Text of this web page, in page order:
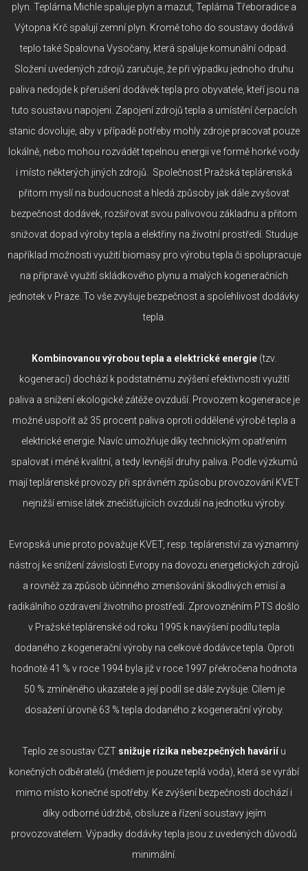
plyn. Teplárna Michle spaluje plyn a mazut, Teplárna Třeboradice a
Výtopna Krč spalují zemní plyn. Kromě toho do soustavy dodává
teplo také Spalovna Vysočany, která spaluje komunální odpad.
Složení uvedených zdrojů zaručuje, že při výpadku jednoho druhu
paliva nedojde k přerušení dodávek tepla pro obyvatele, kteří jsou na
tuto soustavu napojeni. Zapojení zdrojů tepla a umístění čerpacích
stanic dovoluje, aby v případě potřeby mohly zdroje pracovat pouze
lokálně, nebo mohou rozvádět tepelnou energii ve formě horké vody
i místo některých jiných zdrojů. Společnost Pražská teplárenská
přitom myslí na budoucnost a hledá způsoby jak dále zvyšovat
bezpečnost dodávek, rozšiřovat svou palivovou základnu a přitom
snižovat dopad výroby tepla a elektřiny na životní prostředí. Studuje
například možnosti využití biomasy pro výrobu tepla či spolupracuje
na přípravě využití skládkového plynu a malých kogeneračních
jednotek v Praze. To vše zvyšuje bezpečnost a spolehlivost dodávky
tepla.
Kombinovanou výrobou tepla a elektrické energie (tzv.
kogenerací) dochází k podstatnému zvýšení efektivnosti využití
paliva a snížení ekologické zátěže ovzduší. Provozem kogenerace je
možné uspořit až 35 procent paliva oproti oddělené výrobě tepla a
elektrické energie. Navíc umožňuje díky technickým opatřením
spalovat i méně kvalitní, a tedy levnější druhy paliva. Podle výzkumů
mají teplárenské provozy při správném způsobu provozování KVET
nejnižší emise látek znečišťujících ovzduší na jednotku výroby.
Evropská unie proto považuje KVET, resp. teplárenství za významný
nástroj ke snížení závislosti Evropy na dovozu energetických zdrojů
a rovněž za způsob účinného zmenšování škodlivých emisí a
radikálního ozdravení životního prostředí. Zprovozněním PTS došlo
v Pražské teplárenské od roku 1995 k navýšení podílu tepla
dodaného z kogenerační výroby na celkové dodávce tepla. Oproti
hodnotě 41 % v roce 1994 byla již v roce 1997 překročena hodnota
50 % zmíněného ukazatele a její podíl se dále zvyšuje. Cílem je
dosažení úrovně 63 % tepla dodaného z kogenerační výroby.
Teplo ze soustav CZT snižuje rizika nebezpečných haváriíu
konečných odběratelů (médiem je pouze teplá voda), která se vyrábí
mimo místo konečné spotřeby. Ke zvýšení bezpečnosti dochází i
díky odborné údržbě, obsluze a řízení soustavy jejím
provozovatelem. Výpadky dodávky tepla jsou z uvedených důvodů
minimální.